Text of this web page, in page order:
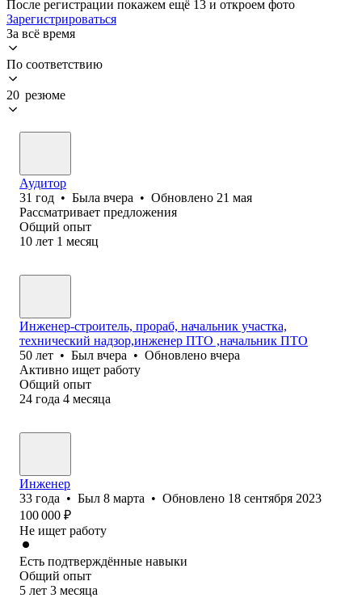
После регистрации покажем ещё 13 и откроем фото
Зарегистрироваться
За всё время
По соответствию
20 резюме
Аудитор
31 год • Была вчера • Обновлено 21 мая
Рассматривает предложения
Общий опыт
10 лет 1 месяц
Инженер-строитель, прораб, начальник участка,
технический надзор,инженер ПТО ,начальник ПТО
50 лет • Был вчера • Обновлено вчера
Активно ищет работу
Общий опыт
24 года 4 месяца
Инженер
33 года • Был 8 марта • Обновлено 18 сентября 2023
100 000 ₽
Не ищет работу
Есть подтверждённые навыки
Общий опыт
5 лет 3 месяца